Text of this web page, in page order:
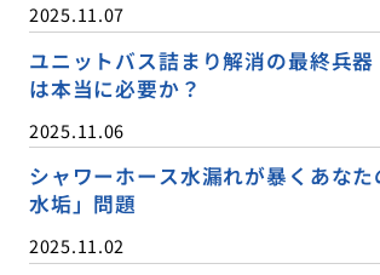
2025.11.07
ユニットバス詰まり解消の最終兵器
は本当に必要か？
2025.11.06
シャワーホース水漏れが暴くあな
水垢」問題
2025.11.02